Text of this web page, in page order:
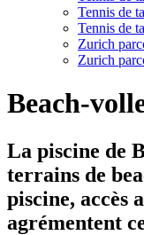
Tennis de
Tennis de
Zurich
Zurich
Beach-
La piscine de
terrains de
piscine, accès
agrémentent